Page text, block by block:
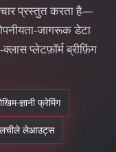
प्रस्तुत करता है—
जागरूक डेटा
प्लेटफ़ॉर्म ब्रीफ़िंग
ज्ञानी फ्रेमिंग
लेआउट्स